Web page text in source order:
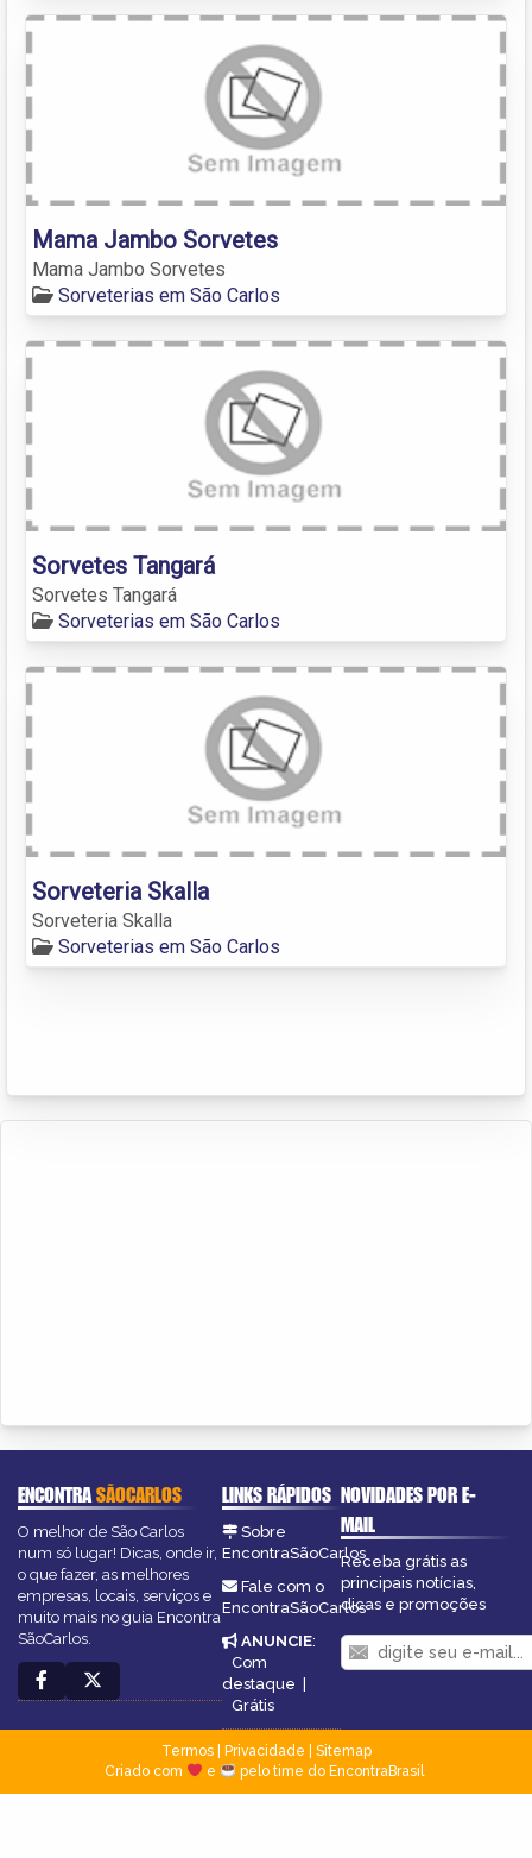
Mama Jambo Sorvetes
Mama Jambo Sorvetes
Sorveterias em São Carlos
Sorvetes Tangará
Sorvetes Tangará
Sorveterias em São Carlos
Sorveteria Skalla
Sorveteria Skalla
Sorveterias em São Carlos
ENCONTRASÃOCARLOS
O melhor de São Carlos
num só lugar! Dicas, onde ir,
o que fazer, as melhores
empresas, locais, serviços e
muito mais no guia Encontra
SãoCarlos.
LINKS RÁPIDOS
Sobre
EncontraSãoCarlos
Fale com o
EncontraSãoCarlos
ANUNCIE:
Com
destaque |
Grátis
NOVIDADES POR E-
MAIL
Receba grátis as
principais notícias,
dicas e promoções
Termos| Privacidade
Sitemap
Criado com
e pelo time do EncontraBrasil